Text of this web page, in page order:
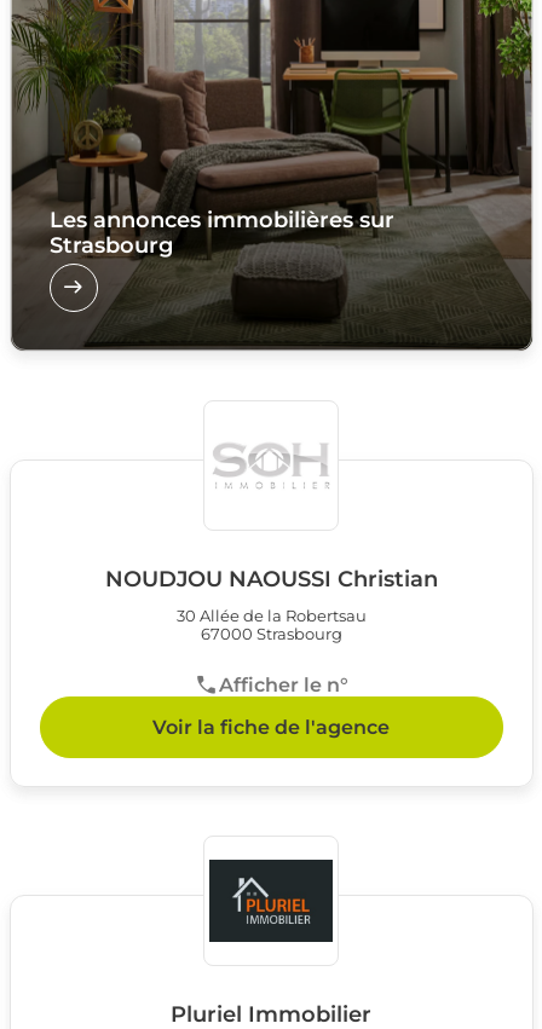
Les annonces immobilières sur
Strasbourg
NOUDJOU NAOUSSI Christian
30 Allée de la Robertsau
67000 Strasbourg
Afficher le n°
Voir la fiche de l'agence
Pluriel Immobilier